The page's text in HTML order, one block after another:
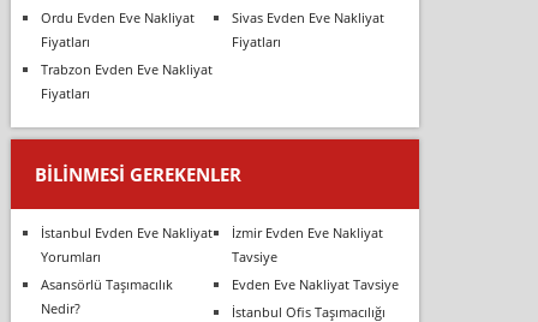
Ordu Evden Eve Nakliyat
Fiyatları
Sivas Evden Eve Nakliyat
Fiyatları
Trabzon Evden Eve Nakliyat
Fiyatları
BILINMESI GEREKENLER
İstanbul Evden Eve Nakliyat
Yorumları
İzmir Evden Eve Nakliyat
Tavsiye
Asansörlü Taşımacılık
Nedir?
Evden Eve Nakliyat Tavsiye
İstanbul Ofis Taşımacılığı